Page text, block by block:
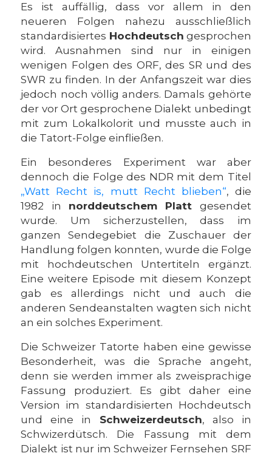
Es ist auffällig, dass vor allem in den
neueren Folgen nahezu ausschließlich
standardisiertes Hochdeutsch gesprochen
wird. Ausnahmen sind nur in einigen
wenigen Folgen des ORF, des SR und des
SWR zu finden. In der Anfangszeit war dies
jedoch noch völlig anders. Damals gehörte
der vor Ort gesprochene Dialekt unbedingt
mit zum Lokalkolorit und musste auch in
die Tatort-Folge einfließen.
Ein besonderes Experiment war aber
dennoch die Folge des NDR mit dem Titel
„Watt Recht is, mutt Recht blieben“, die
1982 in norddeutschem Platt gesendet
wurde. Um sicherzustellen, dass im
ganzen Sendegebiet die Zuschauer der
Handlung folgen konnten, wurde die Folge
mit hochdeutschen Untertiteln ergänzt.
Eine weitere Episode mit diesem Konzept
gab es allerdings nicht und auch die
anderen Sendeanstalten wagten sich nicht
an ein solches Experiment.
Die Schweizer Tatorte haben eine gewisse
Besonderheit, was die Sprache angeht,
denn sie werden immer als zweisprachige
Fassung produziert. Es gibt daher eine
Version im standardisierten Hochdeutsch
und eine in Schweizerdeutsch, also in
Schwizerdütsch. Die Fassung mit dem
Dialekt ist nur im Schweizer Fernsehen SRF